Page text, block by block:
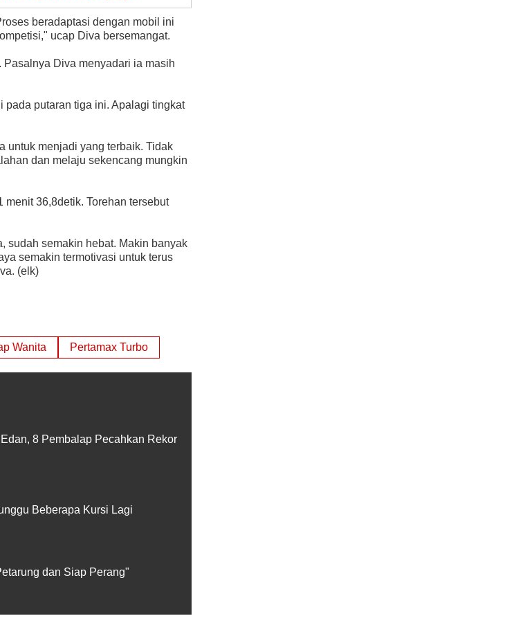
beradaptasi dengan mobil ini
ucap Diva bersemangat.
Diva menyadari ia masih
putaran tiga ini. Apalagi tingkat
untuk menjadi yang terbaik. Tidak
dan melaju sekencang mungkin
36,8detik. Torehan tersebut
sudah semakin hebat. Makin banyak
semakin termotivasi untuk terus
(elk)
Wanita Pertamax Turbo
8 Pembalap Pecahkan Rekor
Beberapa Kursi Lagi
dan Siap Perang"